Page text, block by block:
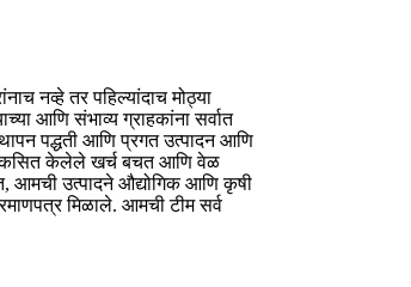
नव्हे तर पहिल्यांदाच मोठ्या
आणि संभाव्य ग्राहकांना सर्वात
पद्धती आणि प्रगत उत्पादन आणि
केलेले खर्च बचत आणि वेळ
आमची उत्पादने औद्योगिक आणि कृषी
मिळाले. आमची टीम सर्व